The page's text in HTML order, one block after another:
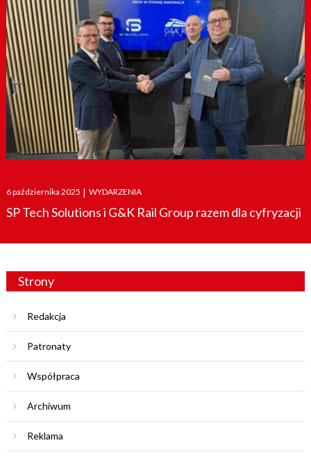
Posted
on
6 października 2025 | WYDARZENIA
SP Tech Solutions i G&K Rail Group razem dla cyfryzacji
Strony
Redakcja
Patronaty
Współpraca
Archiwum
Reklama